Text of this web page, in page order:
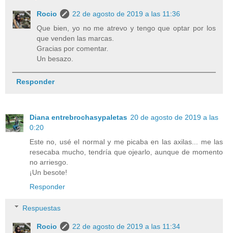
Rocio
22 de agosto de 2019 a las 11:36
Que bien, yo no me atrevo y tengo que optar por los
que venden las marcas.
Gracias por comentar.
Un besazo.
Responder
Diana entrebrochasypaletas 20 de agosto de 2019 a las
0:20
Este no, usé el normal y me picaba en las axilas... me las
resecaba mucho, tendría que ojearlo, aunque de momento
no arriesgo.
¡Un besote!
Responder
Respuestas
Rocio
22 de agosto de 2019 a las 11:34